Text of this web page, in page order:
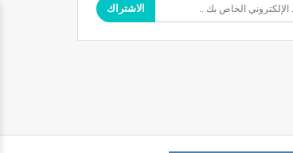
الاشتراك